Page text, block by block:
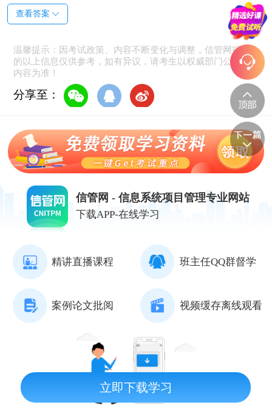
查看答案
温馨提示：因考试政策、内容不断变化与调整，信管网提供
的以上信息仅供参考，如有异议，请考生以权威部门公布的
内容为准！
分享至：
信管网 - 信息系统项目管理专业网站
下载APP-在线学习
精讲直播课程 班主任QQ群督学
案例论文批阅 视频缓存离线观看
立即下载学习